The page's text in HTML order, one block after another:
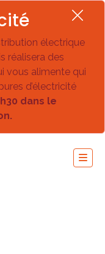
électrique
réalisera des
vous alimente qui
d’électricité
dans le